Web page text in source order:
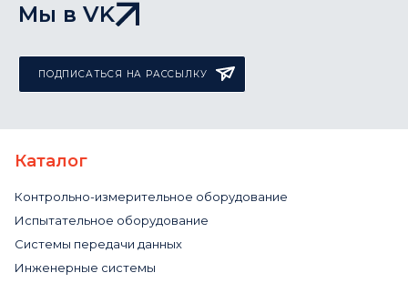
Мы в VK
ПОДПИСАТЬСЯ НА РАССЫЛКУ
Каталог
Контрольно-измерительное оборудование
Испытательное оборудование
Системы передачи данных
Инженерные системы